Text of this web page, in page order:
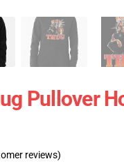
Pullover
reviews)